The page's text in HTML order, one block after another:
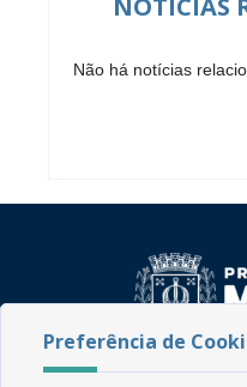
NOTÍCIAS
Não há notícias
Preferência de